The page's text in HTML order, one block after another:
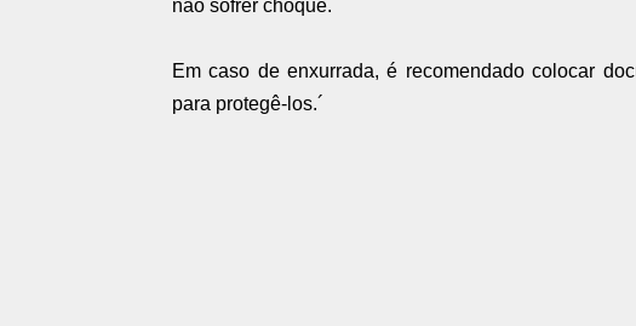
não sofrer choque.
Em caso de enxurrada, é recomendado colocar
para protegê-los.´